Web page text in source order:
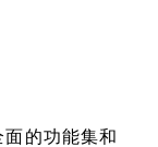
的功能集和